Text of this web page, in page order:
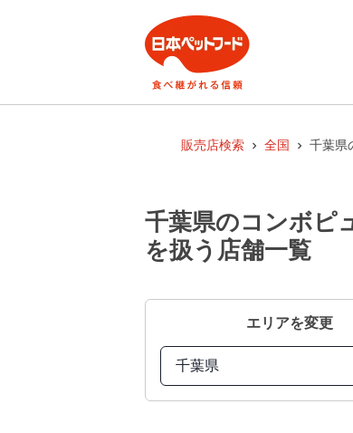
販売店検索 全国 千葉県
千葉県のコンボピ
を扱う店舗一覧
エリアを変更
千葉県